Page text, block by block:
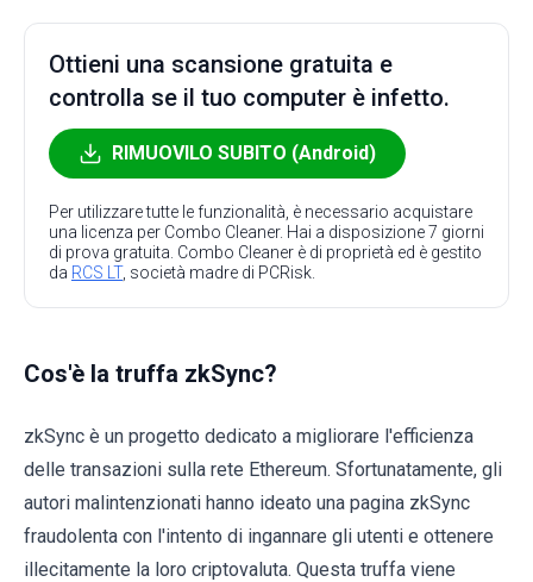
Ottieni una scansione gratuita e
controlla se il tuo computer è infetto.
RIMUOVILO SUBITO (Android)
Per utilizzare tutte le funzionalità, è necessario acquistare
una licenza per Combo Cleaner. Hai a disposizione 7 giorni
di prova gratuita. Combo Cleaner è di proprietà ed è gestito
da RCS LT, società madre di PCRisk.
Cos'è la truffa zkSync?
zkSync è un progetto dedicato a migliorare l'efficienza
delle transazioni sulla rete Ethereum. Sfortunatamente, gli
autori malintenzionati hanno ideato una pagina zkSync
fraudolenta con l'intento di ingannare gli utenti e ottenere
illecitamente la loro criptovaluta. Questa truffa viene